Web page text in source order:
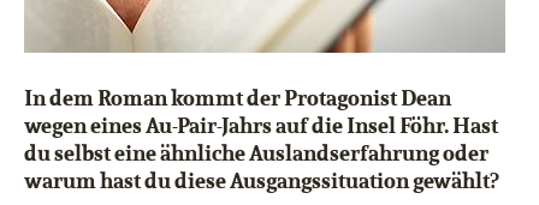
In dem Roman kommt der Protagonist Dean
wegen eines Au-Pair-Jahrs auf die Insel Föhr. Hast
du selbst eine ähnliche Auslandserfahrung oder
warum hast du diese Ausgangssituation gewählt?